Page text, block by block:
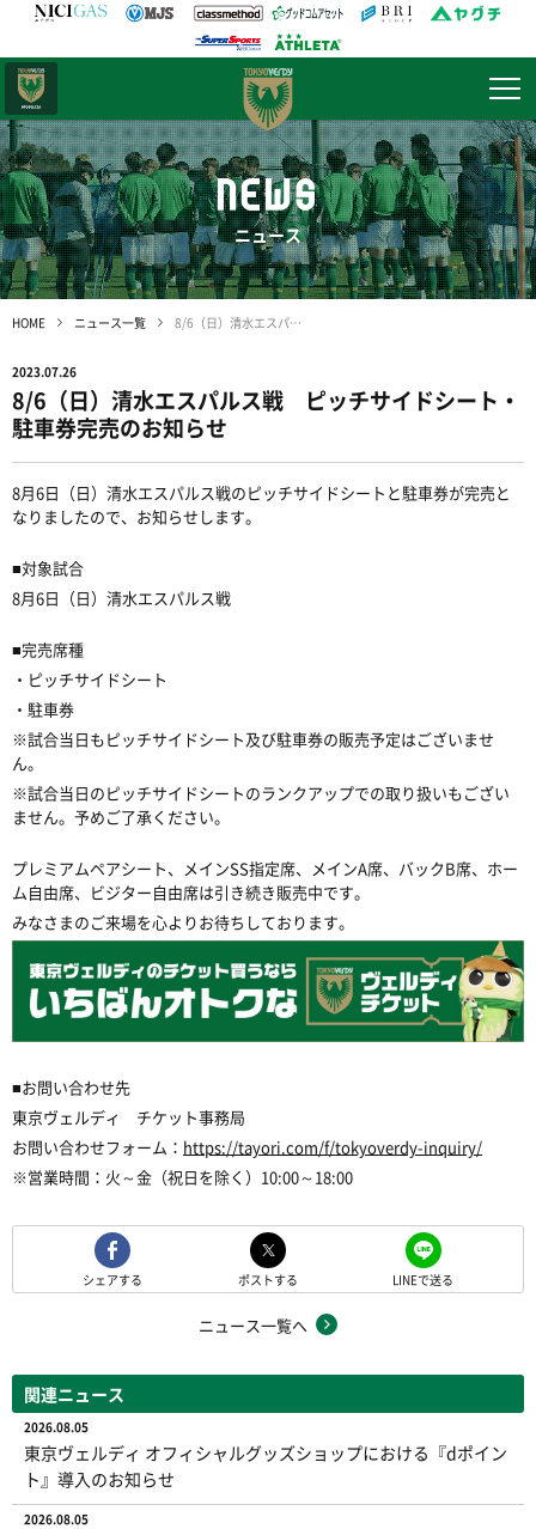
NEWS
ニュース
HOME ニュース一覧 8/6（日）清水エスパルス戦 ピッチサイドシート・駐車券完売のお知らせ
2023.07.26
8/6（日）清水エスパルス戦 ピッチサイドシート・
駐車券完売のお知らせ
8月6日（日）清水エスパルス戦のピッチサイドシートと駐車券が完売と
なりましたので、お知らせします。
■対象試合
8月6日（日）清水エスパルス戦
■完売席種
・ピッチサイドシート
・駐車券
※試合当日もピッチサイドシート及び駐車券の販売予定はございませ
ん。
※試合当日のピッチサイドシートのランクアップでの取り扱いもござい
ません。予めご了承ください。
プレミアムペアシート、メインSS指定席、メインA席、バックB席、ホー
ム自由席、ビジター自由席は引き続き販売中です。
みなさまのご来場を心よりお待ちしております。
■お問い合わせ先
東京ヴェルディ チケット事務局
お問い合わせフォーム： https://tayori.com/f/tokyoverdy-inquiry/
※営業時間：火～金（祝日を除く） 10:00～ 18:00
シェアする ポストする LINEで送る
ニュース一覧へ
関連ニュース
2026.08.05
東京ヴェルディ オフィシャルグッズショップにおける『dポイン
ト』導入のお知らせ
2026.08.05